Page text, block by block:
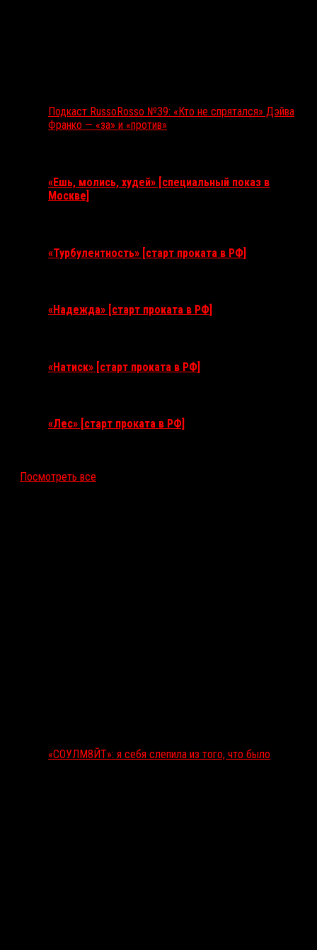
Подкаст RussoRosso №39: «Кто не спрятался» Дэйва
Франко — «за» и «против»
«Ешь, молись, худей» [специальный показ в
Москве]
«Турбулентность» [старт проката в РФ]
«Надежда» [старт проката в РФ]
«Натиск» [старт проката в РФ]
«Лес» [старт проката в РФ]
Посмотреть все
«СОУЛМ8ЙТ»: я себя слепила из того, что было